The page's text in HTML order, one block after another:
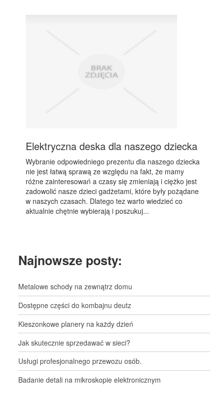
Elektryczna deska dla naszego dziecka
Wybranie odpowiedniego prezentu dla naszego dziecka
nie jest łatwą sprawą ze względu na fakt, że mamy
różne zainteresowań a czasy się zmieniają i ciężko jest
zadowolić nasze dzieci gadżetami, które były pożądane
w naszych czasach. Dlatego tez warto wiedzieć co
aktualnie chętnie wybierają i poszukuj...
Najnowsze posty:
Metalowe schody na zewnątrz domu
Dostępne części do kombajnu deutz
Kieszonkowe planery na każdy dzień
Jak skutecznie sprzedawać w sieci?
Usługi profesjonalnego przewozu osób.
Badanie detali na mikroskopie elektronicznym